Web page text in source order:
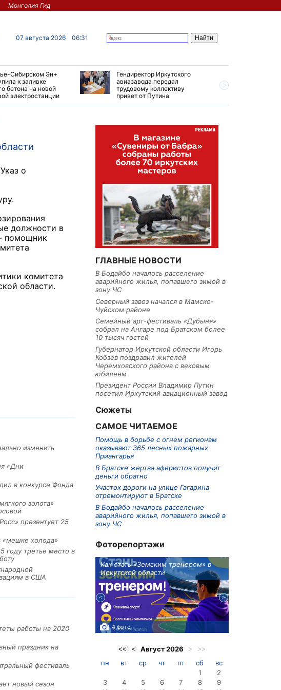
Монголия Гид
07 августа 2026 06:31
Сибирском Эн+
к заливке
бетона на новой
электростанции
Гендиректор Иркутского
авиазавода передал
трудовому коллективу
привет от Путина
о
должности в
помощник
комитета
области.
изменить
«Дни
в конкурсе Фонда
золота»
презентует 25
«мешке холода»
году третье место в
в США
работы на 2020
праздник на
фестиваль
новый сезон
ГЛАВНЫЕ НОВОСТИ
В Бодайбо началось расселение
аварийного жилья, попавшего зимой в
зону ЧС
Северный завоз начался в Мамско-
Чуйском районе
Семейный арт-фестиваль «Дубыня»
собрал на Ангаре под Братском более
10 тысяч гостей
Губернатор Иркутской области Игорь
Кобзев поздравил жителей
Черемховского района с вековым
юбилеем
Президент России Владимир Путин
посетил Иркутский авиационный завод
Сюжеты
САМОЕ ЧИТАЕМОЕ
Помощь в борьбе с огнем регионам
оказывают 365 лесных пожарных
Приангарья
В Братске жертва аферистов получит
деньги обратно
Участок дороги на улице Гагарина
отремонтируют в Братске
В Бодайбо началось расселение
аварийного жилья, попавшего зимой в
зону ЧС
Фоторепортажи
заём в 9 миллионов
предприятие
Как стать «Земским тренером» в
Иркутской области
4 фото
<< < Август2026 > >>
пн вт ср чт пт сб
вс
1
2
3
4 5 6 7 8
9